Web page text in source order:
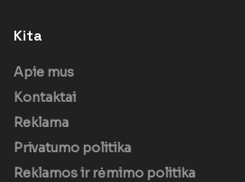
Kita
Apie mus
Kontaktai
Reklama
Privatumo politika
Reklamos ir rėmimo politika